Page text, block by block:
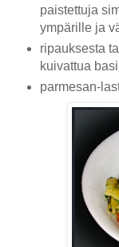
paistettuja
ympärille ja
ripauksesta
kuivattua
parmesan-